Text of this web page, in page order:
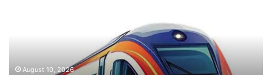
August 10, 2026